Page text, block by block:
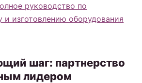
руководство по
и изготовлению оборудования
шаг: партнерство
лидером